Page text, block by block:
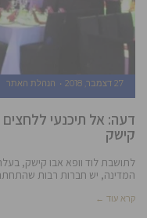
27 דצמבר, 2018 הנהלת האתר
קישק
לתושבת לוד וופא אבו קישק,
המדינה, יש חברות רבות
קרא עוד ←